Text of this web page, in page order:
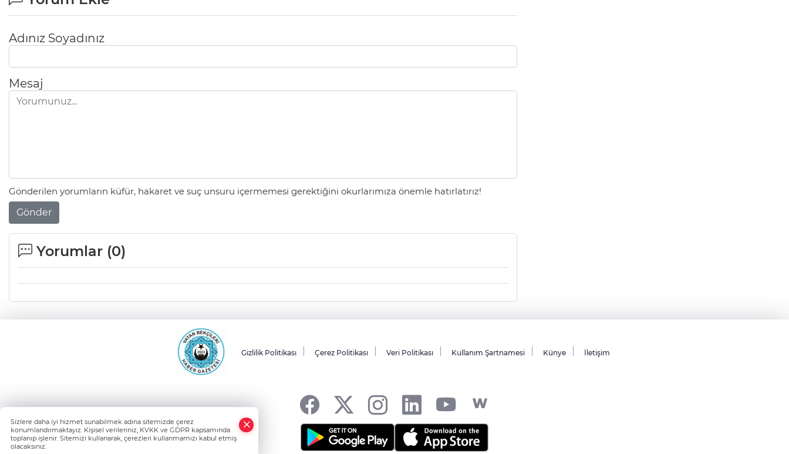
Adınız Soyadınız
Mesaj
Gönderilen yorumların küfür, hakaret ve suç unsuru içermemesi gerektiğini okurlarımıza önemle hatırlatırız!
Gönder
Yorumlar (0)
Gizlilik Politikası Çerez Politikası Veri Politikası Kullanım Şartnamesi Künye İletişim
Sizlere daha iyi hizmet sunabilmek adına sitemizde çerez
konumlandırmaktayız. Kişisel verileriniz, KVKK ve GDPR kapsamında
toplanıp işlenir. Sitemizi kullanarak, çerezleri kullanmamızı kabul etmiş
olacaksınız.